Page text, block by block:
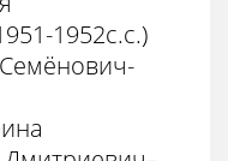
1952с.с.)